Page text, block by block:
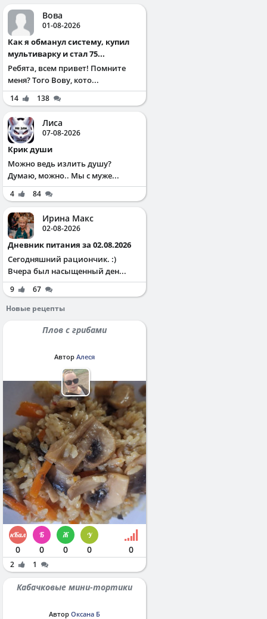
Вова
01-08-2026
Как я обманул систему, купил
мультиварку и стал 75...
Ребята, всем привет! Помните
меня? Того Вову, кото...
14 138
Лиса
07-08-2026
Крик души
Можно ведь излить душу?
Думаю, можно.. Мы с муже...
4 84
Ирина Макс
02-08-2026
Дневник питания за 02.08.2026
Сегодняшний рациончик. :)
Вчера был насыщенный ден...
9
67
Новые рецепты
Плов с грибами
Автор Алеся
0 0 0 0 0
2 1
Кабачковые мини-тортики
Автор Оксана Б